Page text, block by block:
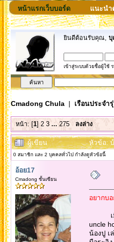
หน้าแรกเว็บบอร์ด แนะนำ
ยินดีต้อนรับคุณ, บุ
เข้าสู่ระบบด้วยชื่อผู้ใช้
Cmadong Chula| เรือนประจำ
หน้า: [1]2 3 ...275 ลงล่าง
ผู้เขียน หัวข้อ:
0 สมาชิก และ 2 บุคคลทั่วไป กำลังดูหัวข้อนี้
อ้อย17
Cmadong ชั้นเซียน
อยากบ
เมื่อวั
uncle
น้องปู เ